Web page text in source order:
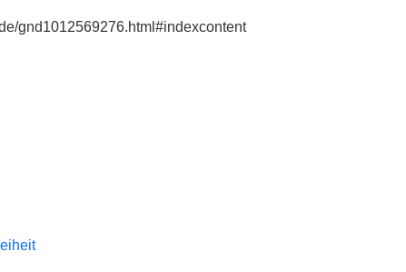
gnd1012569276.html#indexcontent